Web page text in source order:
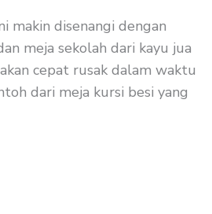
makin disenangi dengan
meja sekolah dari kayu jua
cepat rusak dalam waktu
dari meja kursi besi yang